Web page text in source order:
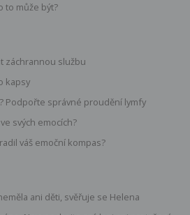
to může být?
záchrannou službu
kapsy
Podpořte správné proudění lymfy
svých emocích?
váš emoční kompas?
ani děti, svěřuje se Helena